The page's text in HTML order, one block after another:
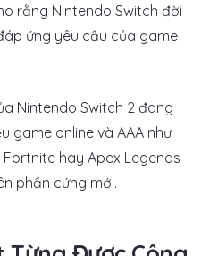
rằng Nintendo Switch đời
ứng yêu cầu của game
Nintendo Switch 2 đang
game online và AAA như
Fortnite hay Apex Legends
phần cứng mới.